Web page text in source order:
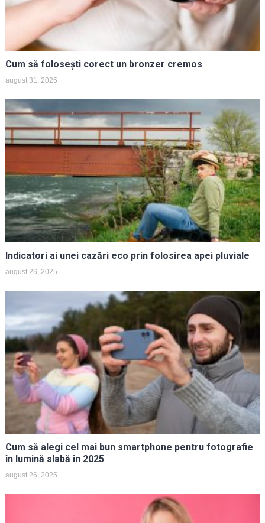
Cum să folosești corect un bronzer cremos
august 31, 2025
Indicatori ai unei cazări eco prin folosirea apei pluviale
august 26, 2025
Cum să alegi cel mai bun smartphone pentru fotografie
în lumină slabă în 2025
august 26, 2025